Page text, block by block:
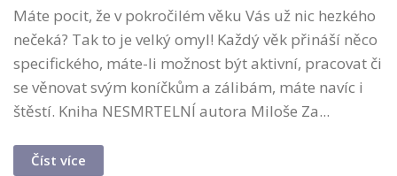
Máte pocit, že v pokročilém věku Vás už nic hezkého
nečeká? Tak to je velký omyl! Každý věk přináší něco
specifického, máte-li možnost být aktivní, pracovat či
se věnovat svým koníčkům a zálibám, máte navíc i
štěstí. Kniha NESMRTELNÍ autora Miloše Za...
Číst více